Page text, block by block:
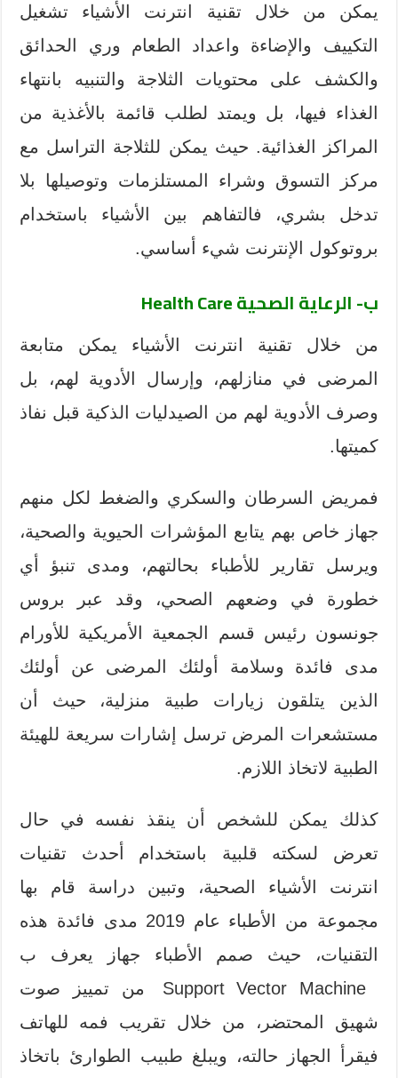
يمكن من خلال تقنية انترنت الأشياء تشغيل
التكييف والإضاءة واعداد الطعام وري الحدائق
والكشف على محتويات الثلاجة والتنبيه بانتهاء
الغذاء فيها، بل ويمتد لطلب قائمة بالأغذية من
المراكز الغذائية. حيث يمكن للثلاجة التراسل مع
مركز التسوق وشراء المستلزمات وتوصيلها بلا
تدخل بشري، فالتفاهم بين الأشياء باستخدام
بروتوكول الإنترنت شيء أساسي.
ب- الرعاية الصحيةHealth Care
من خلال تقنية انترنت الأشياء يمكن متابعة
المرضى في منازلهم، وإرسال الأدوية لهم، بل
وصرف الأدوية لهم من الصيدليات الذكية قبل نفاذ
كميتها.
فمريض السرطان والسكري والضغط لكل منهم
جهاز خاص بهم يتابع المؤشرات الحيوية والصحية،
ويرسل تقارير للأطباء بحالتهم، ومدى تنبؤ أي
خطورة في وضعهم الصحي، وقد عبر بروس
جونسون رئيس قسم الجمعية الأمريكية للأورام
مدى فائدة وسلامة أولئك المرضى عن أولئك
الذين يتلقون زيارات طبية منزلية، حيث أن
مستشعرات المرض ترسل إشارات سريعة للهيئة
الطبية لاتخاذ اللازم.
كذلك يمكن للشخص أن ينقذ نفسه في حال
تعرض لسكته قلبية باستخدام أحدث تقنيات
انترنت الأشياء الصحية، وتبين دراسة قام بها
مجموعة من الأطباء عام 2019 مدى فائدة هذه
التقنيات، حيث صمم الأطباء جهاز يعرف ب
Support Vector Machine من تمييز صوت
شهيق المحتضر، من خلال تقريب فمه للهاتف
فيقرأ الجهاز حالته، ويبلغ طبيب الطوارئ باتخاذ